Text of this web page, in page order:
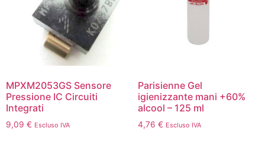
MPXM2053GS Sensore
Pressione IC Circuiti
Integrati
9,09 € Escluso IVA
Parisienne Gel
igienizzante mani +60%
alcool – 125 ml
4,76 € Escluso IVA